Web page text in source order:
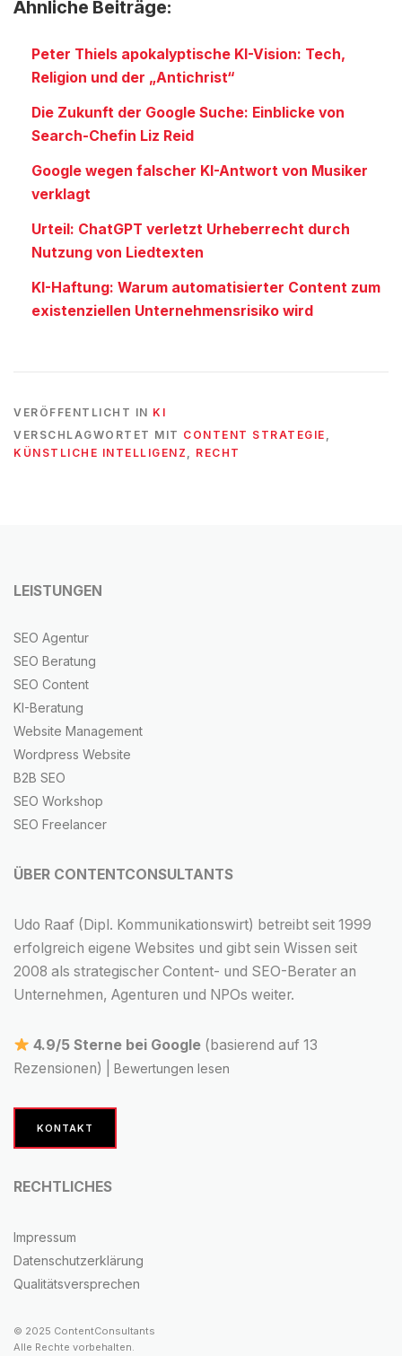
Ähnliche Beiträge:
Peter Thiels apokalyptische KI-Vision: Tech,
Religion und der „Antichrist“
Die Zukunft der Google Suche: Einblicke von
Search-Chefin Liz Reid
Google wegen falscher KI-Antwort von Musiker
verklagt
Urteil: ChatGPT verletzt Urheberrecht durch
Nutzung von Liedtexten
KI-Haftung: Warum automatisierter Content zum
existenziellen Unternehmensrisiko wird
VERÖFFENTLICHT IN KI
VERSCHLAGWORTET MIT CONTENT STRATEGIE
KÜNSTLICHE INTELLIGENZ
RECHT
LEISTUNGEN
SEO Agentur
SEO Beratung
SEO Content
KI-Beratung
Website Management
Wordpress Website
B2B SEO
SEO Workshop
SEO Freelancer
ÜBER CONTENTCONSULTANTS
Udo Raaf (Dipl. Kommunikationswirt) betreibt seit 1999
erfolgreich eigene Websites und gibt sein Wissen seit
2008 als strategischer Content- und SEO-Berater an
Unternehmen, Agenturen und NPOs weiter.
4.9/5 Sterne bei Google(basierend auf 13
Rezensionen) | Bewertungen lesen
KONTAKT
RECHTLICHES
Impressum
Datenschutzerklärung
Qualitätsversprechen
© 2025 ContentConsultants
Alle Rechte vorbehalten.